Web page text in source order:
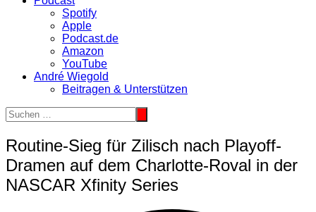
Spotify
Apple
Podcast.de
Amazon
YouTube
André Wiegold
Beitragen & Unterstützen
Routine-Sieg für Zilisch nach Playoff-
Dramen auf dem Charlotte-Roval in der
NASCAR Xfinity Series